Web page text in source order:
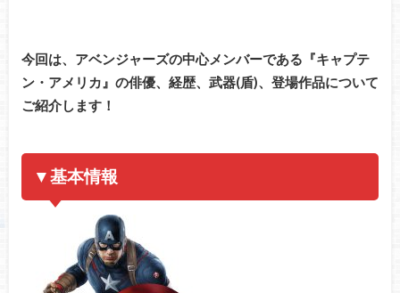
今回は、アベンジャーズの中心メンバーである『キャプテ
ン・アメリカ』の俳優、経歴、武器(盾)、登場作品について
ご紹介します！
▼基本情報